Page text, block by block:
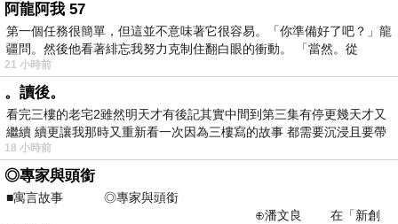
輸了也只能笑笑
有人乾脆
什麼都不做
在桌上畫圈圈
在心裡默背不會考的詩句
像再別康橋
像我等你在雨中
阿龍阿我 57
第一個任務很簡單，但這並不意味著它很容易。「你準備好了吧？」龍
疆問。然後他看著緋忘我努力克制住翻白眼的衝動。 「當然。從
21 小時前
。讀後。
看完三樓的老宅2雖然明天才有後記其實中間到第三集有停更幾天才又
繼續 續更讓我那時又重新看一次因為三樓寫的故事 都需要沉浸且要帶
有
18 小時前
◎專家與頭銜
■寓言故事 ◎專家與頭銜
⊕潘文良 在「新創